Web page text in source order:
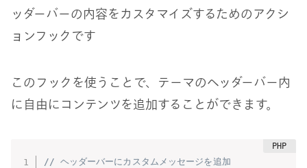
ッダーバーの内容をカスタマイズするためのアクシ
ョンフックです
このフックを使うことで、テーマのヘッダーバー内
に自由にコンテンツを追加することができます。
// ヘッダーバーにカスタムメッセージを追加